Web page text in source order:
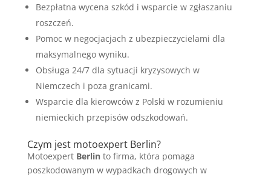
Bezpłatna wycena szkód i wsparcie w zgłaszaniu
roszczeń.
Pomoc w negocjacjach z ubezpieczycielami dla
maksymalnego wyniku.
Obsługa 24/7 dla sytuacji kryzysowych w
Niemczech i poza granicami.
Wsparcie dla kierowców z Polski w rozumieniu
niemieckich przepisów odszkodowań.
Czym jest motoexpert Berlin?
Motoexpert Berlinto firma, która pomaga
poszkodowanym w wypadkach drogowych w